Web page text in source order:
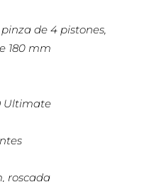
de 4 pistones,
180 mm
Ultimate
roscada